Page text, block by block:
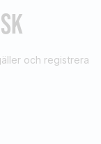
och registrera